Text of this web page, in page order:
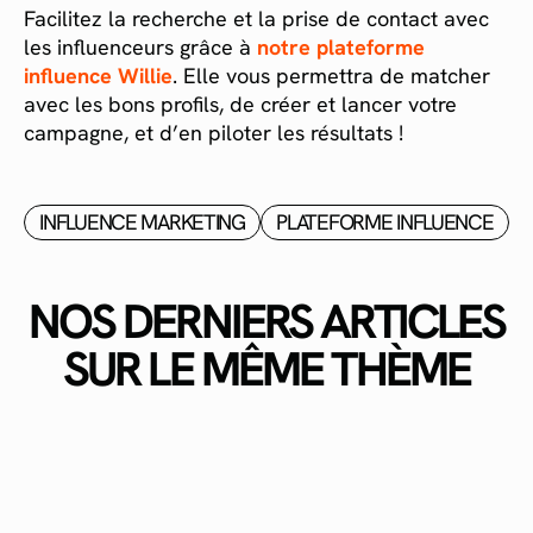
Facilitez la recherche et la prise de contact avec
les influenceurs grâce à notre plateforme
influence Willie. Elle vous permettra de matcher
avec les bons profils, de créer et lancer votre
campagne, et d’en piloter les résultats !
INFLUENCE MARKETING PLATEFORME INFLUENCE
NOS DERNIERS ARTICLES
SUR LE MÊME THÈME